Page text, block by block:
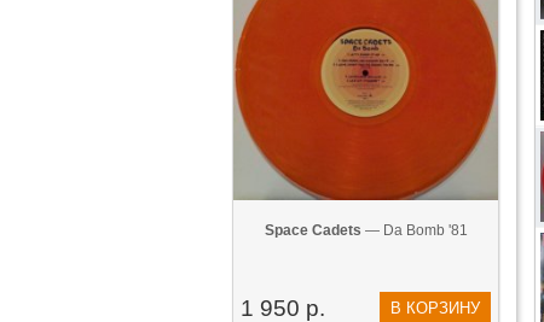
Space Cadets — Da Bomb '81
1 950 р. В КОРЗИНУ